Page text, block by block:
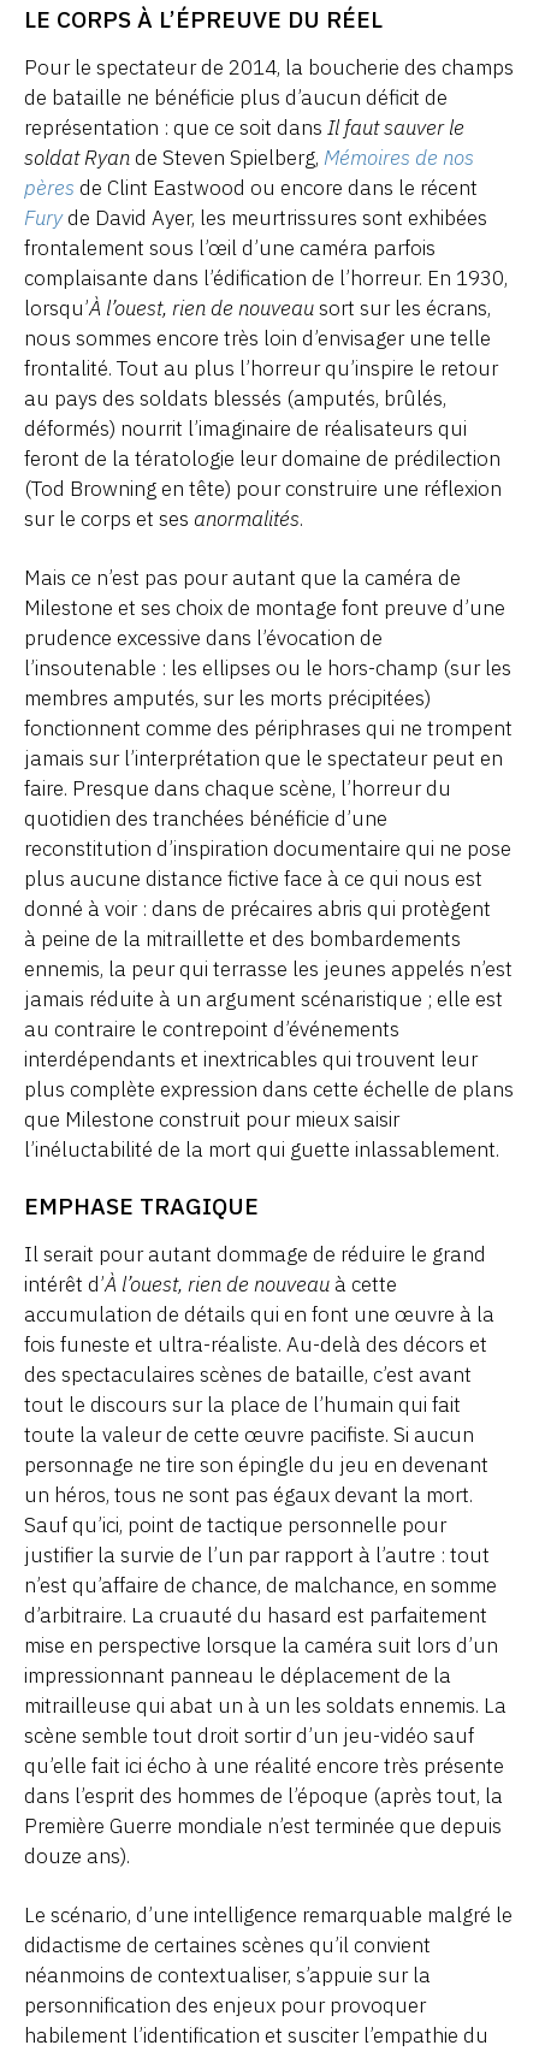
LE CORPS À L’ÉPREUVE DU RÉEL
Pour le spectateur de 2014, la boucherie des champs
de bataille ne bénéficie plus d’aucun déficit de
représentation : que ce soit dans Il faut sauver le
soldat Ryan de Steven Spielberg, Mémoires de nos
pères de Clint Eastwood ou encore dans le récent
Furyde David Ayer, les meurtrissures sont exhibées
frontalement sous l’œil d’une caméra parfois
complaisante dans l’édification de l’horreur. En 1930,
lorsqu’À l’ouest, rien de nouveausort sur les écrans,
nous sommes encore très loin d’envisager une telle
frontalité. Tout au plus l’horreur qu’inspire le retour
au pays des soldats blessés (amputés, brûlés,
déformés) nourrit l’imaginaire de réalisateurs qui
feront de la tératologie leur domaine de prédilection
(Tod Browning en tête) pour construire une réflexion
sur le corps et ses anormalités.
Mais ce n’est pas pour autant que la caméra de
Milestone et ses choix de montage font preuve d’une
prudence excessive dans l’évocation de
l’insoutenable : les ellipses ou le hors-champ (sur les
membres amputés, sur les morts précipitées)
fonctionnent comme des périphrases qui ne trompent
jamais sur l’interprétation que le spectateur peut en
faire. Presque dans chaque scène, l’horreur du
quotidien des tranchées bénéficie d’une
reconstitution d’inspiration documentaire qui ne pose
plus aucune distance fictive face à ce qui nous est
donné à voir : dans de précaires abris qui protègent
à peine de la mitraillette et des bombardements
ennemis, la peur qui terrasse les jeunes appelés n’est
jamais réduite à un argument scénaristique ; elle est
au contraire le contrepoint d’événements
interdépendants et inextricables qui trouvent leur
plus complète expression dans cette échelle de plans
que Milestone construit pour mieux saisir
l’inéluctabilité de la mort qui guette inlassablement.
EMPHASE TRAGIQUE
Il serait pour autant dommage de réduire le grand
intérêt d’À l’ouest, rien de nouveau à cette
accumulation de détails qui en font une œuvre à la
fois funeste et ultra-réaliste. Au-delà des décors et
des spectaculaires scènes de bataille, c’est avant
tout le discours sur la place de l’humain qui fait
toute la valeur de cette œuvre pacifiste. Si aucun
personnage ne tire son épingle du jeu en devenant
un héros, tous ne sont pas égaux devant la mort.
Sauf qu’ici, point de tactique personnelle pour
justifier la survie de l’un par rapport à l’autre : tout
n’est qu’affaire de chance, de malchance, en somme
d’arbitraire. La cruauté du hasard est parfaitement
mise en perspective lorsque la caméra suit lors d’un
impressionnant panneau le déplacement de la
mitrailleuse qui abat un à un les soldats ennemis. La
scène semble tout droit sortir d’un jeu-vidéo sauf
qu’elle fait ici écho à une réalité encore très présente
dans l’esprit des hommes de l’époque (après tout, la
Première Guerre mondiale n’est terminée que depuis
douze ans).
Le scénario, d’une intelligence remarquable malgré le
didactisme de certaines scènes qu’il convient
néanmoins de contextualiser, s’appuie sur la
personnification des enjeux pour provoquer
habilement l’identification et susciter l’empathie du